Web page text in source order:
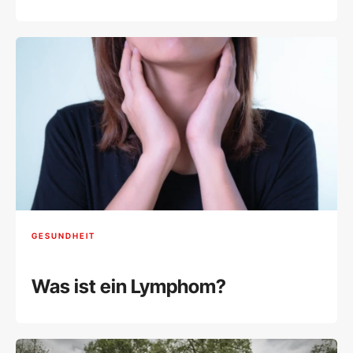
GESUNDHEIT
Was ist ein Lymphom?